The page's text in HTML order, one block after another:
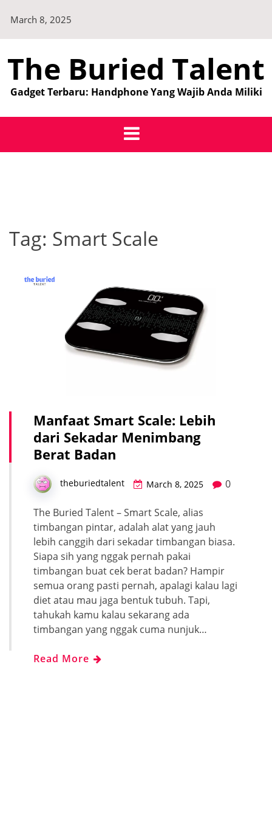
content
March 8, 2025
The Buried Talent
Gadget Terbaru: Handphone Yang Wajib Anda Miliki
Tag: Smart Scale
Manfaat Smart Scale: Lebih
dari Sekadar Menimbang
Berat Badan
theburiedtalent March 8, 2025 0
The Buried Talent – Smart Scale, alias
timbangan pintar, adalah alat yang jauh
lebih canggih dari sekadar timbangan biasa.
Siapa sih yang nggak pernah pakai
timbangan buat cek berat badan? Hampir
semua orang pasti pernah, apalagi kalau lagi
diet atau mau jaga bentuk tubuh. Tapi,
tahukah kamu kalau sekarang ada
timbangan yang nggak cuma nunjuk…
Read More